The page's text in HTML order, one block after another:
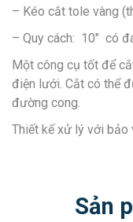
– Kéo cắt tole vàng
– Quy cách: 10″ có
Một công cụ tốt để
điện lưới. Cắt có thể
đường cong.
Thiết kế xử lý với bảo
Sản